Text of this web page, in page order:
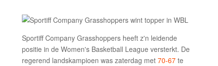
Sportiff Company Grasshoppers heeft z'n leidende
positie in de Women's Basketball League versterkt. De
regerend landskampioen was zaterdag met 70-67te